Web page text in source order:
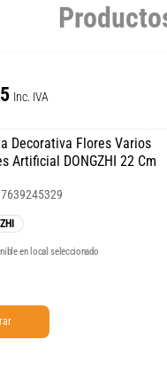
Inc. IVA
Decorativa Flores Varios
Artificial DONGZHI 22 Cm
en local seleccionado